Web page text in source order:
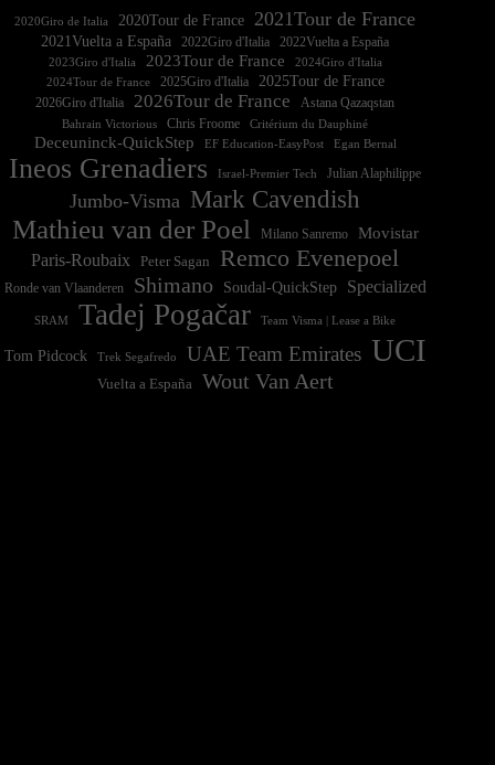
2020Giro de Italia 2020Tour de France 2021Tour de France
2021Vuelta a España 2022Vuelta a España
2023Giro d'Italia 2023Tour de France
2024Tour de France
2025Giro d'Italia 2025Tour de France
2026Giro d'Italia 2026Tour de France Astana Qazaqstan
Bahrain Victorious Chris Froome Critérium du Dauphiné
Deceuninck-QuickStep EF Education-EasyPost Egan Bernal
Ineos Grenadiers Israel-Premier Tech Julian Alaphilippe
Jumbo-Visma Mark Cavendish
Mathieu van der Poel Milano Sanremo
Movistar
Paris-Roubaix
Peter Sagan Remco Evenepoel
Ronde van Vlaanderen Shimano Soudal-QuickStep Specialized
SRAM Tadej Pogačar Team Visma | Lease a Bike
Tom Pidcock Trek Segafredo UAE Team Emirates UCI
Vuelta a España Wout Van Aert